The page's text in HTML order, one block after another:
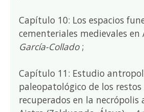
Capítulo 10: Los espacios
cementeriales medievales en
García-Collado;
Capítulo 11: Estudio
paleopatológico de los restos
recuperados en la necrópolis